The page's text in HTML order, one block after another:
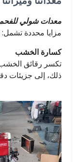
معدات شولي
مزايا محددة تشمل:
كسارة الخشب
تكسر رقائق
ذلك، إلى جزيئات